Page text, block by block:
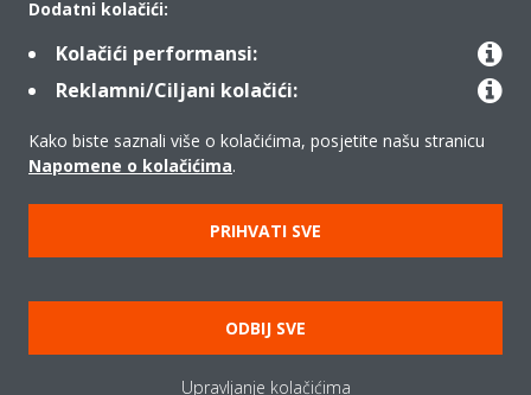
Kontakt
Proizvodi
Copyright © Daikin
Pravna napomena
Obavijest o kolačićima
Politika zaštite podataka
Poslovna etika
Opći uvjeti prodaje
Data Act
Dodatni kolačići:
Kolačići performansi:
Reklamni/Ciljani kolačići:
Kako biste saznali više o kolačićima, posjetite našu stranicu
Napomene o kolačićima.
PRIHVATI SVE
ODBIJ SVE
Upravljanje kolačićima